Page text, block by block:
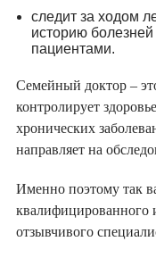
следит за ходом
историю болезней
пациентами.
Семейный доктор –
контролирует
хронических
направляет на
Именно поэтому так
квалифицированного
отзывчивого